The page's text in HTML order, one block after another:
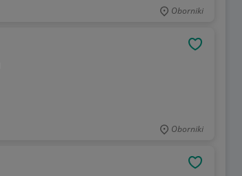
Oborniki
Oborniki